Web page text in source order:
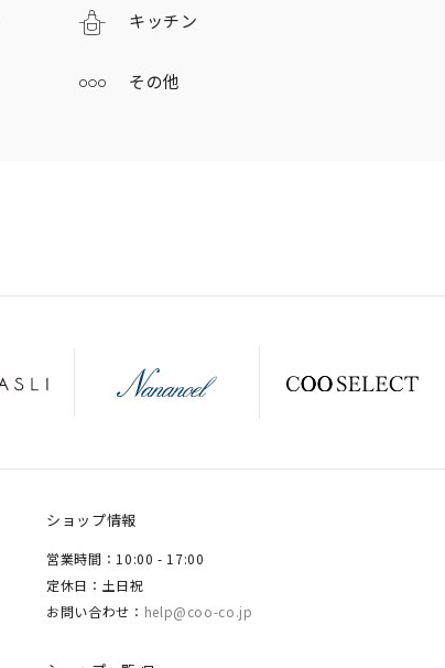
キッチン
その他
ショップ情報
営業時間：10:00 - 17:00
定休日：土日祝
お問い合わせ： help@coo-co.jp